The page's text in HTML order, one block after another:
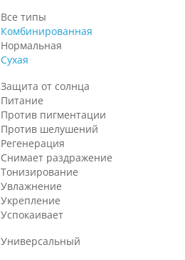
Все типы
Комбинированная
Нормальная
Сухая
Защита от солнца
Питание
Против пигментации
Против шелушений
Регенерация
Снимает раздражение
Тонизирование
Увлажнение
Укрепление
Успокаивает
Универсальный